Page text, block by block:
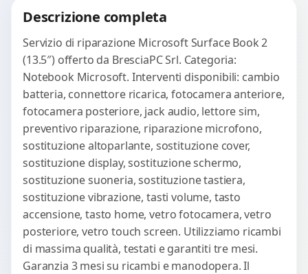
Descrizione completa
Servizio di riparazione Microsoft Surface Book 2
(13.5″) offerto da BresciaPC Srl. Categoria:
Notebook Microsoft. Interventi disponibili: cambio
batteria, connettore ricarica, fotocamera anteriore,
fotocamera posteriore, jack audio, lettore sim,
preventivo riparazione, riparazione microfono,
sostituzione altoparlante, sostituzione cover,
sostituzione display, sostituzione schermo,
sostituzione suoneria, sostituzione tastiera,
sostituzione vibrazione, tasti volume, tasto
accensione, tasto home, vetro fotocamera, vetro
posteriore, vetro touch screen. Utilizziamo ricambi
di massima qualità, testati e garantiti tre mesi.
Garanzia 3 mesi su ricambi e manodopera. Il